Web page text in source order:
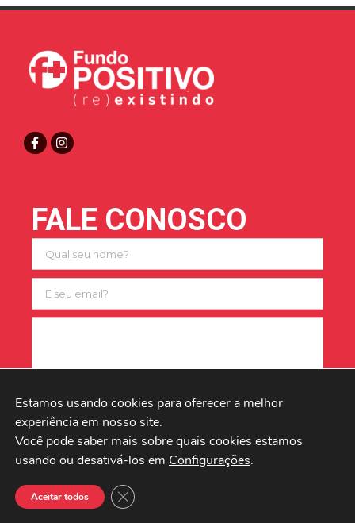
FALE CONOSCO
ENVIAR MENSAGEM
DESENVOLVIDO POR: VITOR SAYÃO
Estamos usando cookies para oferecer a melhor
experiência em nosso site.
Você pode saber mais sobre quais cookies estamos
usando ou desativá-los em Configurações.
Aceitar todos Close GDPR Cookie Banner